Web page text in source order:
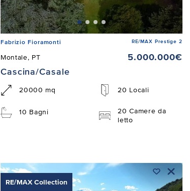
Fabrizio Fioramonti RE/MAX Prestige 2
Montale, PT
5.000.000€
Cascina/Casale
20000 mq 20 Locali
10 Bagni
20 Camere da
letto
RE/MAX Collection